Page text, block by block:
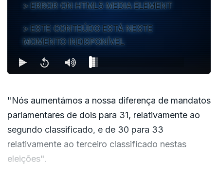
ERROR ON HTML5 MEDIA ELEMENT
ESTE CONTEÚDO ESTÁ NESTE
MOMENTO INDISPONÍVEL
"Nós aumentámos a nossa diferença de mandatos
parlamentares de dois para 31, relativamente ao
segundo classificado, e de 30 para 33
relativamente ao terceiro classificado nestas
eleições".